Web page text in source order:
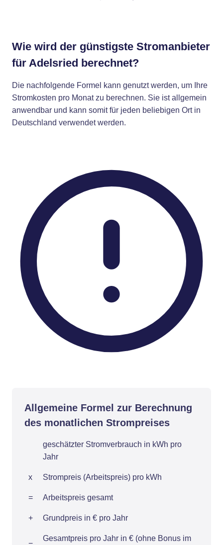
Wie wird der günstigste Stromanbieter
für Adelsried berechnet?
Die nachfolgende Formel kann genutzt werden, um Ihre
Stromkosten pro Monat zu berechnen. Sie ist allgemein
anwendbar und kann somit für jeden beliebigen Ort in
Deutschland verwendet werden.
Allgemeine Formel zur Berechnung
des monatlichen Strompreises
geschätzter Stromverbrauch in kWh pro
Jahr
x Strompreis (Arbeitspreis) pro kWh
= Arbeitspreis gesamt
+ Grundpreis in € pro Jahr
Gesamtpreis pro Jahr in € (ohne Bonus im